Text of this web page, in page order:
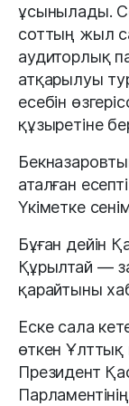
ұсынылады.
соттың жыл
аудиторлық
атқарылуы
есебін
құзыретіне
аталған
Үкіметке
Бұған дейін
Құрылтай —
қарайтыны
Еске сала
өткен
Президент